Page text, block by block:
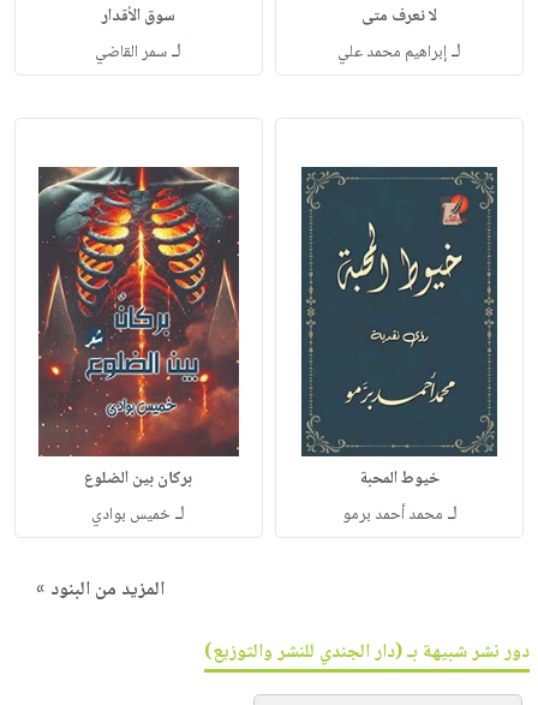
لا نعرف متى
لـإبراهيم محمد علي
سوق الأقدار
لـسمر القاضي
خيوط المحبة
لـ محمد أحمد برمو
بركان بين الضلوع
لـخميس بوادي
المزيد من البنود »
دور نشر شبيهة بـ (دار الجندي للنشر والتوزيع)